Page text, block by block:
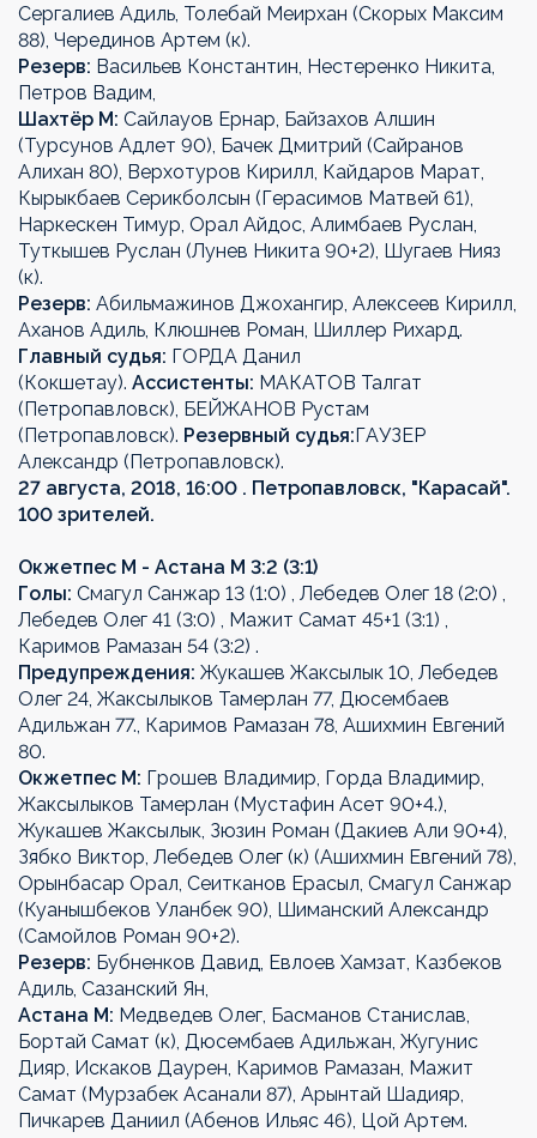
Сергалиев Адиль, Толебай Меирхан (Скорых Максим
88), Черединов Артем (к).
Резерв: Васильев Константин, Нестеренко Никита,
Петров Вадим,
Шахтёр М: Сайлауов Ернар, Байзахов Алшин
(Турсунов Адлет 90), Бачек Дмитрий (Сайранов
Алихан 80), Верхотуров Кирилл, Кайдаров Марат,
Кырыкбаев Серикболсын (Герасимов Матвей 61),
Наркескен Тимур, Орал Айдос, Алимбаев Руслан,
Туткышев Руслан (Лунев Никита 90+2), Шугаев Нияз
(к).
Резерв: Абильмажинов Джохангир, Алексеев Кирилл,
Аханов Адиль, Клюшнев Роман, Шиллер Рихард.
Главный судья: ГОРДА Данил
(Кокшетау). Ассистенты: МАКАТОВ Талгат
(Петропавловск), БЕЙЖАНОВ Рустам
(Петропавловск). Резервный судья:ГАУЗЕР
Александр (Петропавловск).
27 августа, 2018, 16:00 . Петропавловск, "Карасай".
100 зрителей.
Окжетпес М - Астана М 3:2 (3:1)
Голы: Смагул Санжар 13 (1:0) , Лебедев Олег 18 (2:0) ,
Лебедев Олег 41 (3:0) , Мажит Самат 45+1 (3:1) ,
Каримов Рамазан 54 (3:2) .
Предупреждения: Жукашев Жаксылык 10, Лебедев
Олег 24, Жаксылыков Тамерлан 77, Дюсембаев
Адильжан 77., Каримов Рамазан 78, Ашихмин Евгений
80.
Окжетпес М: Грошев Владимир, Горда Владимир,
Жаксылыков Тамерлан (Мустафин Асет 90+4.),
Жукашев Жаксылык, Зюзин Роман (Дакиев Али 90+4),
Зябко Виктор, Лебедев Олег (к) (Ашихмин Евгений 78),
Орынбасар Орал, Сеитканов Ерасыл, Смагул Санжар
(Куанышбеков Уланбек 90), Шиманский Александр
(Самойлов Роман 90+2).
Резерв: Бубненков Давид, Евлоев Хамзат, Казбеков
Адиль, Сазанский Ян,
Астана М: Медведев Олег, Басманов Станислав,
Бортай Самат (к), Дюсембаев Адильжан, Жугунис
Дияр, Искаков Даурен, Каримов Рамазан, Мажит
Самат (Мурзабек Асанали 87), Арынтай Шадияр,
Пичкарев Даниил (Абенов Ильяс 46), Цой Артем.